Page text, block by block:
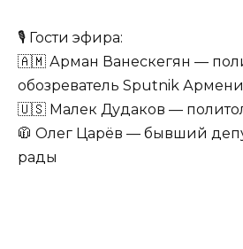
🎙 Гости эфира:
🇦🇲 Арман Ванескегян —
обозреватель Sputnik
🇺🇸 Малек Дудаков —
🧥 Олег Царёв — бывший
рады